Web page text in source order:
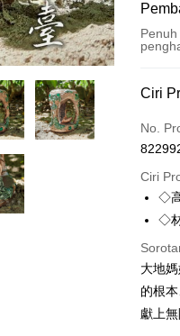
Kad
LINE
Apple
Easy
Ciri
No.
Ciri
◇
◇
大地
的根
獻上